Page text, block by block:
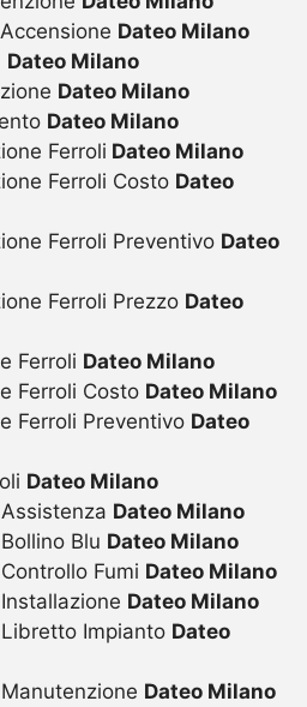
Dateo Milano
Dateo Milano
Dateo Milano
Dateo Milano
Ferroli Dateo Milano
Ferroli Costo Dateo
Ferroli Preventivo Dateo
Ferroli Prezzo Dateo
Ferroli Dateo Milano
Ferroli Costo Dateo Milano
Ferroli Preventivo Dateo
Dateo Milano
Dateo Milano
Blu Dateo Milano
Fumi Dateo Milano
Dateo Milano
Impianto Dateo
Dateo Milano